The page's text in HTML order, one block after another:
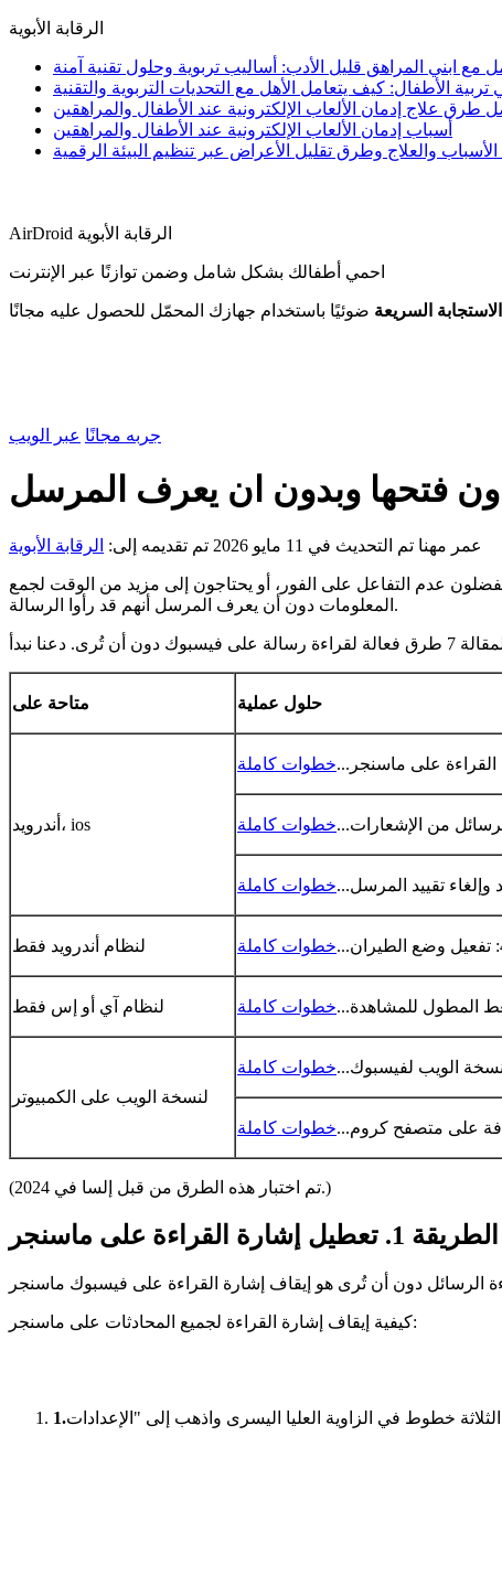
الرقابة الأبوية
مع ابني المراهق قليل الأدب: أساليب تربوية وحلول تقنية آمنة
الأطفال: كيف يتعامل الأهل مع التحديات التربوية والتقنية
طرق علاج إدمان الألعاب الإلكترونية عند الأطفال والمراهقين
أسباب إدمان الألعاب الإلكترونية عند الأطفال والمراهقين
والعلاج وطرق تقليل الأعراض عبر تنظيم البيئة الرقمية
AirDroid الرقابة الأبوية
احمي أطفالك بشكل شامل وضمن توازنًا عبر الإنترنت
السريعة ضوئيًا باستخدام جهازك المحمّل للحصول عليه مجانًا
جربه مجانًا عبر الويب
فتحها وبدون ان يعرف المرسل
عمر مهنا تم التحديث في 11 مايو 2026 تم تقديمه إلى: الرقابة الأبوية
عدم التفاعل على الفور، أو يحتاجون إلى مزيد من الوقت لجمع
المعلومات دون أن يعرف المرسل أنهم قد رأوا الرسالة.
متاحة على حلول عملية
أندرويد، ios
خطوات كاملة
خطوات كاملة
خطوات كاملة
لنظام أندرويد فقط
لنظام آي أو إس فقط خطوات كاملة
لنسخة الويب على الكمبيوتر
خطوات كاملة
خطوات كاملة
(تم اختبار هذه الطرق من قبل إلسا في 2024.)
الطريقة 1. تعطيل إشارة القراءة على ماسنجر
كيفية إيقاف إشارة القراءة لجميع المحادثات على ماسنجر:
1.